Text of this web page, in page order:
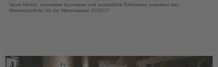
Neue Hotels, innovative Konzepte und zusätzliche Erlebnisse erweitern das
Markenportfolio für die Wintersaison 2026/27